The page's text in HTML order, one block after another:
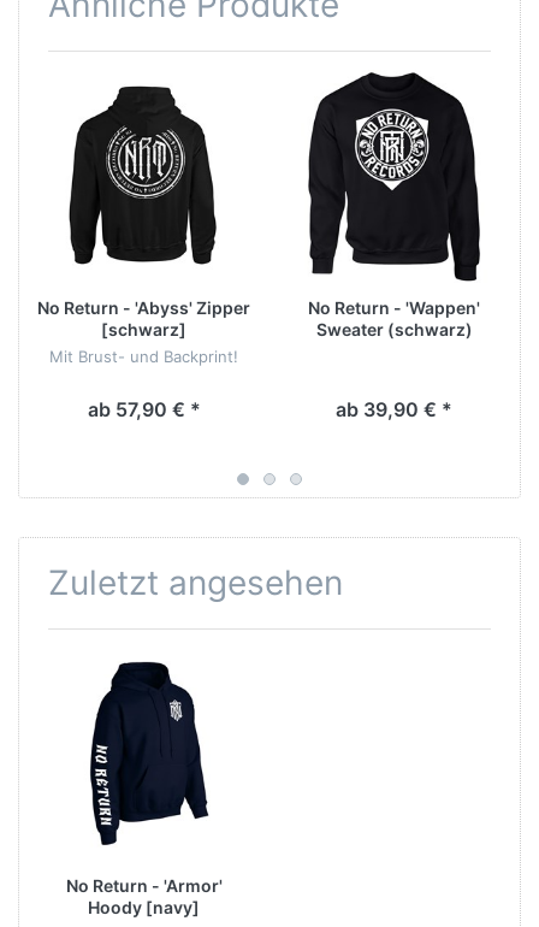
No Return - 'Abyss' Zipper
[schwarz]
Mit Brust- und Backprint!
ab 57,90 € *
No Return - 'Wappen'
Sweater (schwarz)
ab 39,90 € *
Zuletzt angesehen
No Return - 'Armor'
Hoody [navy]